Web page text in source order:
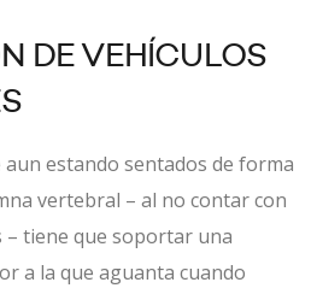
DE VEHÍCULOS
estando sentados de forma
vertebral – al no contar con
– tiene que soportar una
a la que aguanta cuando